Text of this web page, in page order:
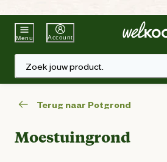
Beste Winkelketen
Menu Account
Zoek jouw product.
Terug naar Potgrond
Moestuingrond